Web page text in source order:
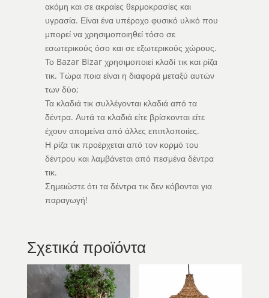
ακόμη και σε ακραίες θερμοκρασίες και
υγρασία. Είναι ένα υπέροχο φυσικό υλικό που
μπορεί να χρησιμοποιηθεί τόσο σε
εσωτερικούς όσο και σε εξωτερικούς χώρους.
Το Bazar Bizar χρησιμοποιεί κλαδί τικ και ρίζα
τικ. Τώρα ποια είναι η διαφορά μεταξύ αυτών
των δύο;
Τα κλαδιά τικ συλλέγονται κλαδιά από τα
δέντρα. Αυτά τα κλαδιά είτε βρίσκονται είτε
έχουν απομείνει από άλλες επιπλοποιίες.
Η ρίζα τικ προέρχεται από τον κορμό του
δέντρου και λαμβάνεται από πεσμένα δέντρα
τικ.
Σημειώστε ότι τα δέντρα τικ δεν κόβονται για
παραγωγή!
Σχετικά προϊόντα